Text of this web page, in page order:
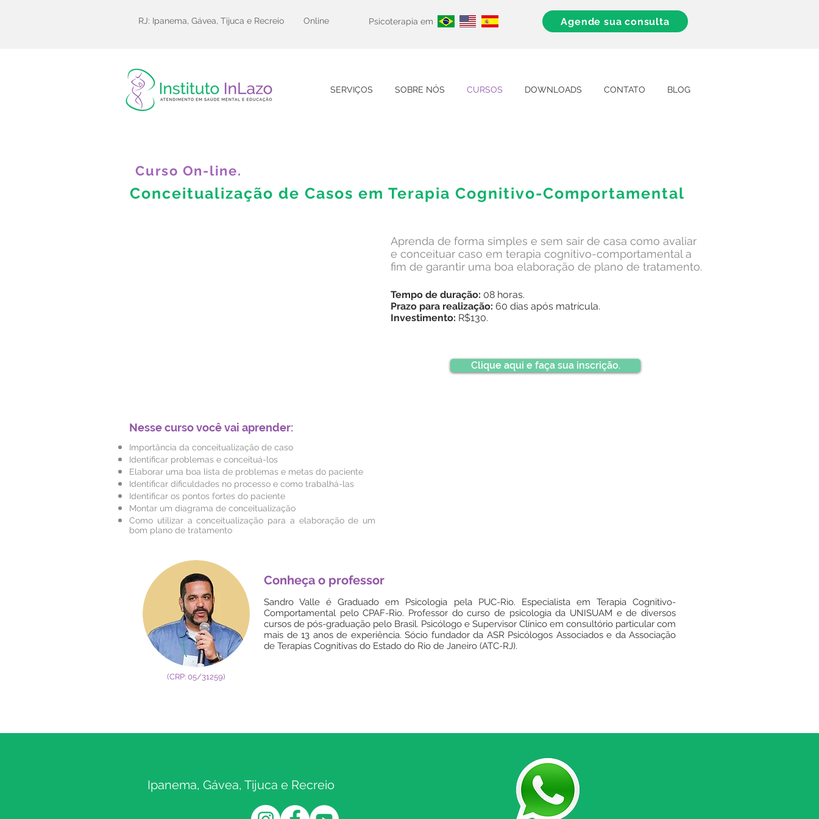
RJ: Ipanema, Gávea, Tijuca e Recreio Online Psicoterapia em Agende sua consulta
SERVIÇOS SOBRE NÓS CURSOS DOWNLOADS CONTATO BLOG
Curso On-line.
Conceitualização de Casos em Terapia Cognitivo-Comportamental
Aprenda de forma simples e sem sair de casa como avaliar
e conceituar caso em terapia cognitivo-comportamental a
fim de garantir uma boa elaboração de plano de tratamento.
Tempo de duração: 08 horas.
Prazo para realização: 60 dias após matrícula.
Investimento: R$130.
Clique aqui e faça sua inscrição.
Nesse curso você vai aprender:
Importância da conceitualização de caso
Identificar problemas e conceituá-los
Elaborar uma boa lista de problemas e metas do paciente
Identificar dificuldades no processo e como trabalhá-las
Identificar os pontos fortes do paciente
Montar um diagrama de conceitualização
Como utilizar a conceitualização para a elaboração de um
bom plano de tratamento
Conheça o professor
Sandro Valle é Graduado em Psicologia pela PUC-Rio. Especialista em Terapia Cognitivo-
Comportamental pelo CPAF-Rio. Professor do curso de psicologia da UNISUAM e de diversos
cursos de pós-graduação pelo Brasil. Psicólogo e Supervisor Clínico em consultório particular com
mais de 13 anos de experiência. Sócio fundador da ASR Psicólogos Associados e da Associação
de Terapias Cognitivas do Estado do Rio de Janeiro (ATC-RJ).
(CRP: 05/31259)
Ipanema, Gávea, Tijuca e Recreio